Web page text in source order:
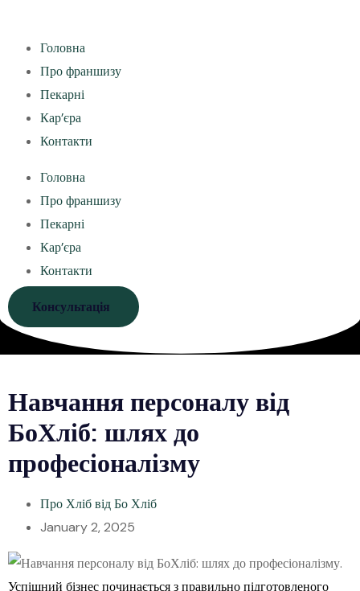
Головна
Про франшизу
Пекарні
Кар’єра
Контакти
Головна
Про франшизу
Пекарні
Кар’єра
Контакти
Консультація
Навчання персоналу від
БоХліб: шлях до
професіоналізму
Про Хліб від Бо Хліб
January 2, 2025
Успішний бізнес починається з правильно підготовленого